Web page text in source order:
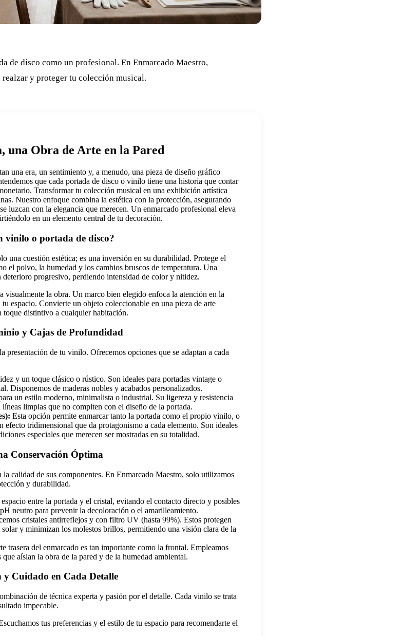
de disco como un profesional. En Enmarcado Maestro,
y proteger tu colección musical.
una Obra de Arte en la Pared
una era, un sentimiento y, a menudo, una pieza de diseño gráfico
que cada portada de disco o vinilo tiene una historia que contar
Transformar tu colección musical en una exhibición artística
Nuestro enfoque combina la estética con la protección, asegurando
luzcan con la elegancia que merecen. Un enmarcado profesional eleva
en un elemento central de tu decoración.
vinilo o portada de disco?
una cuestión estética; es una inversión en su durabilidad. Protege el
el polvo, la humedad y los cambios bruscos de temperatura. Una
progresivo, perdiendo intensidad de color y nitidez.
visualmente la obra. Un marco bien elegido enfoca la atención en la
espacio. Convierte un objeto coleccionable en una pieza de arte
toque distintivo a cualquier habitación.
y Cajas de Profundidad
presentación de tu vinilo. Ofrecemos opciones que se adaptan a cada
y un toque clásico o rústico. Son ideales para portadas vintage o
Disponemos de maderas nobles y acabados personalizados.
un estilo moderno, minimalista o industrial. Su ligereza y resistencia
limpias que no compiten con el diseño de la portada.
Esta opción permite enmarcar tanto la portada como el propio vinilo, o
tridimensional que da protagonismo a cada elemento. Son ideales
especiales que merecen ser mostradas en su totalidad.
Conservación Óptima
calidad de sus componentes. En Enmarcado Maestro, solo utilizamos
y durabilidad.
entre la portada y el cristal, evitando el contacto directo y posibles
neutro para prevenir la decoloración o el amarilleamiento.
cristales antirreflejos y con filtro UV (hasta 99%). Estos protegen
y minimizan los molestos brillos, permitiendo una visión clara de la
trasera del enmarcado es tan importante como la frontal. Empleamos
aíslan la obra de la pared y de la humedad ambiental.
y Cuidado en Cada Detalle
de técnica experta y pasión por el detalle. Cada vinilo se trata
impecable.
tus preferencias y el estilo de tu espacio para recomendarte el